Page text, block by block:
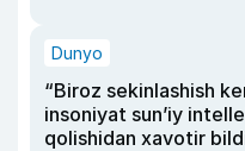
Dunyo
“Biroz sekinlashish
insoniyat sun’iy
qolishidan xavotir